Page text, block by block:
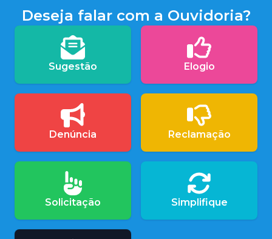
Deseja falar com a Ouvidoria?
Sugestão Elogio
Denúncia Reclamação
Solicitação Simplifique